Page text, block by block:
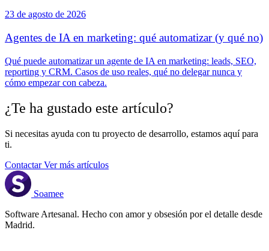
23 de agosto de 2026
Agentes de IA en marketing: qué automatizar (y qué no)
Qué puede automatizar un agente de IA en marketing: leads, SEO,
reporting y CRM. Casos de uso reales, qué no delegar nunca y
cómo empezar con cabeza.
¿Te ha gustado este artículo?
Si necesitas ayuda con tu proyecto de desarrollo, estamos aquí para
ti.
ContactarVer más artículos
Soamee
Software Artesanal. Hecho con amor y obsesión por el detalle desde
Madrid.